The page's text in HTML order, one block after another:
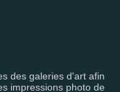
des galeries d'art afin
impressions photo de